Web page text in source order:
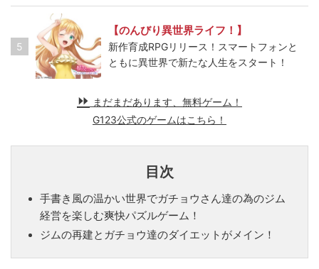
5
【のんびり異世界ライフ！】
新作育成RPGリリース！スマートフォンと
ともに異世界で新たな人生をスタート！
まだまだあります、無料ゲーム！
G123公式のゲームはこちら！
目次
手書き風の温かい世界でガチョウさん達の為のジム
経営を楽しむ爽快パズルゲーム！
ジムの再建とガチョウ達のダイエットがメイン！